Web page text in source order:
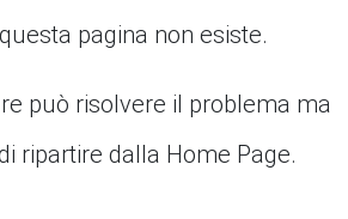
pagina non esiste.
può risolvere il problema ma
ripartire dalla Home Page.